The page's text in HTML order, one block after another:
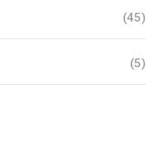
(45)
(5)